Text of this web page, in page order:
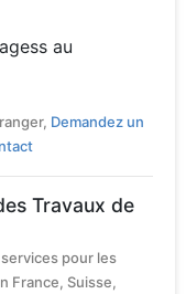
au
Demandez un
Travaux de
pour les
France, Suisse,